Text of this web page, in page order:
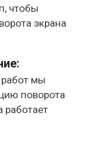
чтобы
экрана
работ мы
поворота
работает